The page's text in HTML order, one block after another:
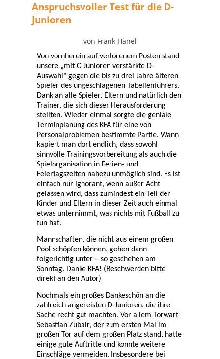
Anspruchsvoller Test für die D-
Junioren
von Frank Hänel
Von vornherein auf verlorenem Posten stand
unsere „mit C-Junioren verstärkte D-
Auswahl" gegen die bis zu drei Jahre älteren
Spieler des ungeschlagenen Tabellenführers.
Dank an alle Spieler, Eltern und natürlich den
Trainer, die sich dieser Herausforderung
stellten. Wieder einmal sorgte die geniale
Terminplanung des KFA für eine von
Personalproblemen bestimmte Partie. Wann
kapiert man dort endlich, dass sowohl
sinnvolle Trainingsvorbereitung als auch die
Spielorganisation in Ferien- und
Feiertagszeiten nahezu unmöglich sind. Es ist
einfach nur ignorant, wenn außer Acht
gelassen wird, dass zumindest ein Teil der
Kinder und Eltern in dieser Zeit auch einmal
etwas unternimmt, was nichts mit Fußball zu
tun hat.
Mannschaften, die nicht aus einem großen
Pool schöpfen können, gehen dann
folgerichtig unter – so geschehen am
Sonntag. Danke KFA! (Beschwerden bitte
direkt an den Autor)
Nochmals ein großes Dankeschön an die
zahlreich angereisten D-Junioren, die ihre
Sache recht gut machten. Vor allem Torwart
Sebastian Zubair, der zum ersten Mal im
großen Tor auf dem großen Platz stand, hatte
einige gute Auftritte und konnte weitere
Einschläge vermeiden. Insbesondere bei